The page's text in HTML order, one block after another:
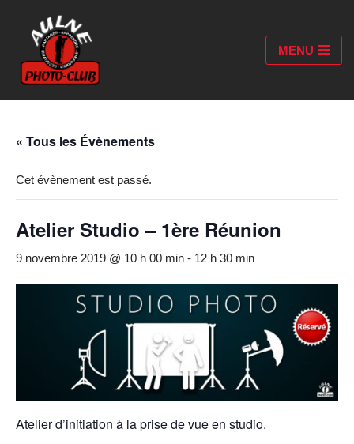
Aller
au
contenu
MENU
« Tous les Évènements
Cet évènement est passé.
Atelier Studio – 1ère Réunion
9 novembre 2019 @ 10 h 00 min - 12 h 30 min
Atelier d’initiation à la prise de vue en studio.